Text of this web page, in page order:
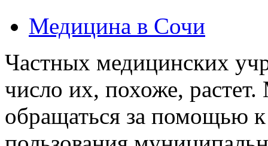
Медицина в Сочи
Частных медицинских
число их, похоже,
обращаться за помощью